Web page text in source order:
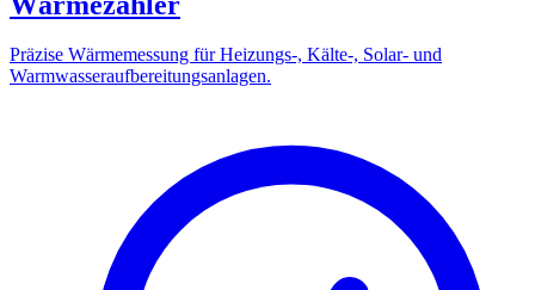
Präzise Wärmemessung für Heizungs-, Kälte-, Solar- und
Warmwasseraufbereitungsanlagen.